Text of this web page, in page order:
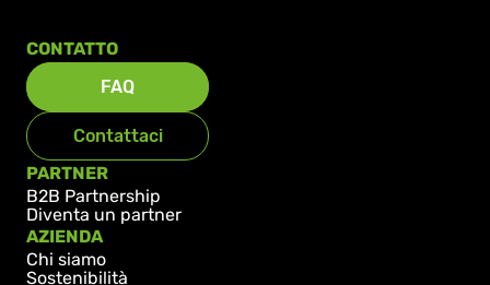
PARTNER
B2B Partnership
Diventa un partner
AZIENDA
Chi siamo
Sostenibilità
CONTATTO
FAQ
Contattaci